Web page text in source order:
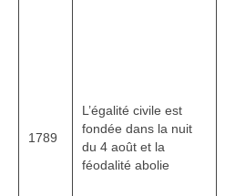
1789
L’égalité civile est
fondée dans la nuit
du 4 août et la
féodalité abolie